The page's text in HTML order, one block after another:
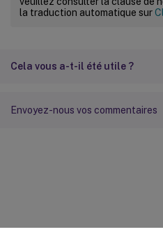
la traduction automatique sur
Cela vous a-t-il été utile ?
Envoyez-nous vos commentaires